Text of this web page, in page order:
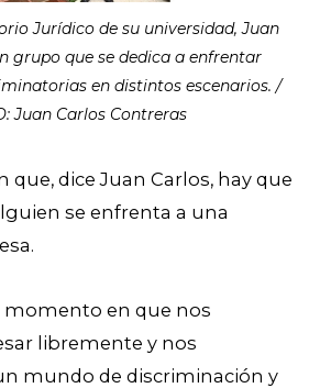
Jurídico de su universidad, Juan
grupo que se dedica a enfrentar
en distintos escenarios. /
Juan Carlos Contreras
que, dice Juan Carlos, hay que
se enfrenta a una
momento en que nos
libremente y nos
mundo de discriminación y